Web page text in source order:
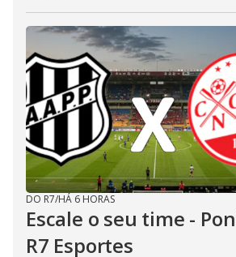
DO R7/HÁ 6 HORAS
Escale o seu time -
R7 Esportes